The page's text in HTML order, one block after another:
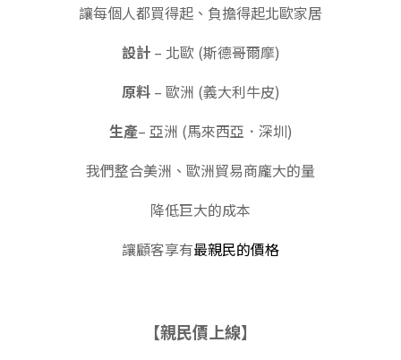
讓每個人都買得起、負擔得起北歐家居
設計– 北歐 (斯德哥爾摩)
原料– 歐洲 (義大利牛皮)
生產– 亞洲 (馬來西亞．深圳)
我們整合美洲、歐洲貿易商龐大的量
降低巨大的成本
讓顧客享有最親民的價格
【親民價上線】